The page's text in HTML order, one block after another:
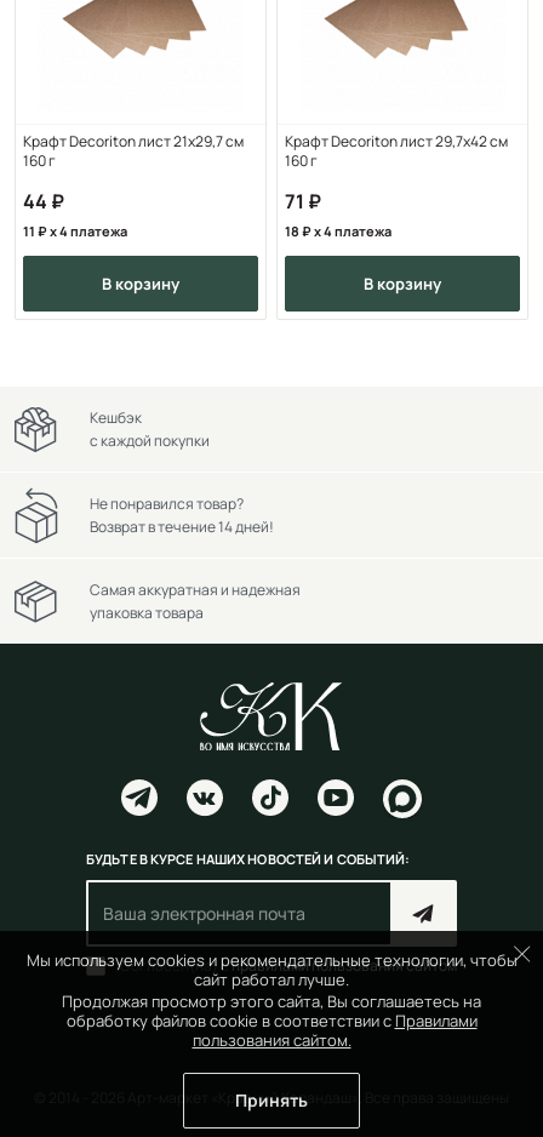
Крафт Decoriton лист 21х29,7 см
160 г
44
11 x 4 платежа
в корзину
Крафт Decoriton лист 29,7х42 см
160 г
71
18 x 4 платежа
в корзину
Мы используем cookies и рекомендательные технологии, чтобы
сайт работал лучше.
Продолжая просмотр этого сайта, Вы соглашаетесь на
обработку файлов cookie в соответствии с Правилами
пользования сайтом.
Принять
Кешбэк
с каждой покупки
Не понравился товар?
Возврат в течение 14 дней!
Самая аккуратная и надежная
упаковка товара
БУДЬТЕ В КУРСЕ НАШИХ НОВОСТЕЙ И СОБЫТИЙ:
Согласен(на) справилами пользования сайтом
© 2014 - 2026 Арт-маркет «Красный Карандаш». Все права защищены